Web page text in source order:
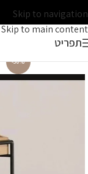
Skip to navigation
Skip to main content
תפריט
-30%